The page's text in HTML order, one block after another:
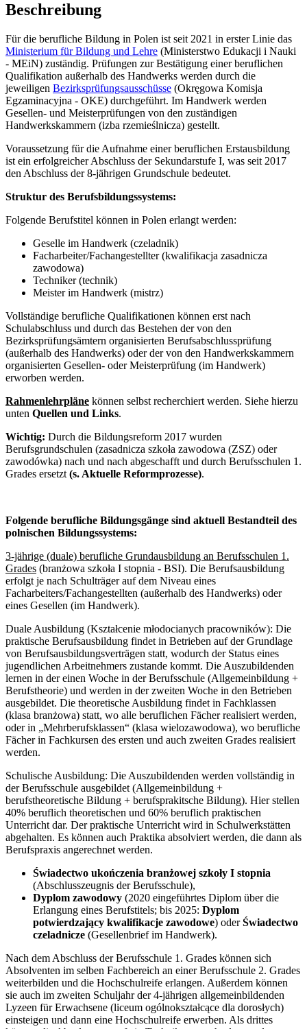
Beschreibung
Für die berufliche Bildung in Polen ist seit 2021 in erster Linie das
Ministerium für Bildung und Lehre (Ministerstwo Edukacji i Nauki
- MEiN) zuständig. Prüfungen zur Bestätigung einer beruflichen
Qualifikation außerhalb des Handwerks werden durch die
jeweiligen Bezirksprüfungsausschüsse (Okręgowa Komisja
Egzaminacyjna - OKE) durchgeführt. Im Handwerk werden
Gesellen- und Meisterprüfungen von den zuständigen
Handwerkskammern (izba rzemieślnicza) gestellt.
Voraussetzung für die Aufnahme einer beruflichen Erstausbildung
ist ein erfolgreicher Abschluss der Sekundarstufe I, was seit 2017
den Abschluss der 8-jährigen Grundschule bedeutet.
Struktur des Berufsbildungssystems:
Folgende Berufstitel können in Polen erlangt werden:
Geselle im Handwerk (czeladnik)
Facharbeiter/Fachangestellter (kwalifikacja zasadnicza
zawodowa)
Techniker (technik)
Meister im Handwerk (mistrz)
Vollständige berufliche Qualifikationen können erst nach
Schulabschluss und durch das Bestehen der von den
Bezirksprüfungsämtern organisierten Berufsabschlussprüfung
(außerhalb des Handwerks) oder der von den Handwerkskammern
organisierten Gesellen- oder Meisterprüfung (im Handwerk)
erworben werden.
Rahmenlehrpläne können selbst recherchiert werden. Siehe hierzu
unten Quellen und Links.
Wichtig: Durch die Bildungsreform 2017 wurden
Berufsgrundschulen (zasadnicza szkoła zawodowa (ZSZ) oder
zawodówka) nach und nach abgeschafft und durch Berufsschulen 1.
Grades ersetzt (s. Aktuelle Reformprozesse).
Folgende berufliche Bildungsgänge sind aktuell Bestandteil des
polnischen Bildungssystems:
3-jährige (duale) berufliche Grundausbildung an Berufsschulen 1.
Grades (branżowa szkoła I stopnia - BSI). Die Berufsausbildung
erfolgt je nach Schulträger auf dem Niveau eines
Facharbeiters/Fachangestellten (außerhalb des Handwerks) oder
eines Gesellen (im Handwerk).
Duale Ausbildung (Kształcenie młodocianych pracowników): Die
praktische Berufsausbildung findet in Betrieben auf der Grundlage
von Berufsausbildungsverträgen statt, wodurch der Status eines
jugendlichen Arbeitnehmers zustande kommt. Die Auszubildenden
lernen in der einen Woche in der Berufsschule (Allgemeinbildung +
Berufstheorie) und werden in der zweiten Woche in den Betrieben
ausgebildet. Die theoretische Ausbildung findet in Fachklassen
(klasa branżowa) statt, wo alle beruflichen Fächer realisiert werden,
oder in „Mehrberufsklassen“ (klasa wielozawodowa), wo berufliche
Fächer in Fachkursen des ersten und auch zweiten Grades realisiert
werden.
Schulische Ausbildung: Die Auszubildenden werden vollständig in
der Berufsschule ausgebildet (Allgemeinbildung +
berufstheoretische Bildung + berufsprakitsche Bildung). Hier stellen
40% beruflich theoretischen und 60% beruflich praktischen
Unterricht dar. Der praktische Unterricht wird in Schulwerkstätten
abgehalten. Es können auch Praktika absolviert werden, die dann als
Berufspraxis angerechnet werden.
Świadectwo ukończenia branżowej szkoły I stopnia
(Abschlusszeugnis der Berufsschule),
Dyplom zawodowy (2020 eingeführtes Diplom über die
Erlangung eines Berufstitels; bis 2025: Dyplom
potwierdzający kwalifikacje zawodowe) oderŚwiadectwo
czeladnicze (Gesellenbrief im Handwerk).
Nach dem Abschluss der Berufsschule 1. Grades können sich
Absolventen im selben Fachbereich an einer Berufsschule 2. Grades
weiterbilden und die Hochschulreife erlangen. Außerdem können
sie auch im zweiten Schuljahr der 4-jährigen allgemeinbildenden
Lyzeen für Erwachsene (liceum ogólnokształcące dla dorosłych)
einsteigen und dann eine Hochschulreife erwerben. Als drittes